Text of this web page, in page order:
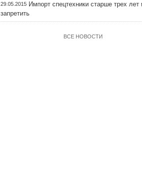
29.05.2015 Импорт спецтехники старше трех лет
запретить
ВСЕ НОВОСТИ